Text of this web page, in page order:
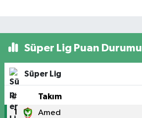
Süper Lig Puan Durumu
Süper Lig
# Takım
1 Amed